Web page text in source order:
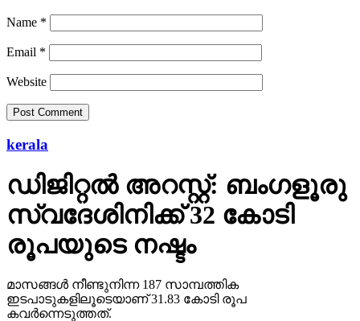
Name *
Email *
Website
kerala
ഡിജിറ്റല്‍ അറസ്റ്റ്: ബംഗളൂരു
സ്വദേശിനിക്ക് 32 കോടി
രൂപയുടെ നഷ്ടം
മാസങ്ങള്‍ നീണ്ടുനിന്ന 187 സാമ്പത്തിക
ഇടപാടുകളിലൂടെയാണ് 31.83 കോടി രൂപ
കവര്‍ന്നെടുത്തത്.